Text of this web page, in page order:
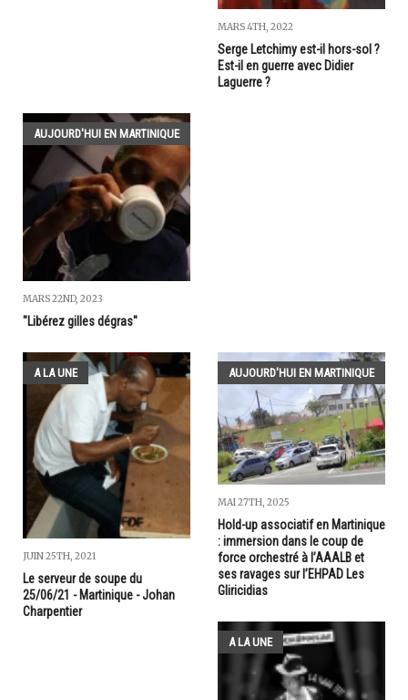
MARS 4TH, 2022
Serge Letchimy est-il hors-sol ?
Est-il en guerre avec Didier
Laguerre ?
AUJOURD'HUI EN MARTINIQUE
MARS 22ND, 2023
"Libérez gilles dégras"
A LA UNE
JUIN 25TH, 2021
Le serveur de soupe du
25/06/21 - Martinique - Johan
Charpentier
AUJOURD'HUI EN MARTINIQUE
MAI 27TH, 2025
Hold-up associatif en Martinique
: immersion dans le coup de
force orchestré à l’AAALB et
ses ravages sur l’EHPAD Les
Gliricidias
A LA UNE